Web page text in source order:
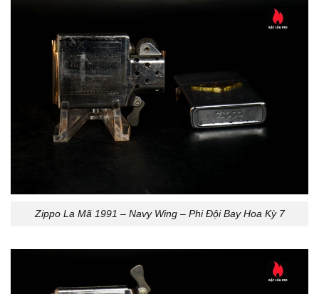
Zippo La Mã 1991 – Navy Wing – Phi Đội Bay Hoa Kỳ 7